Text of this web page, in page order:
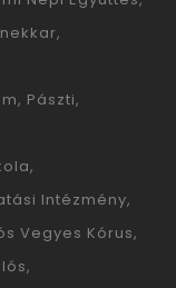
Pászti
Intézmény
Vegyes Kórus